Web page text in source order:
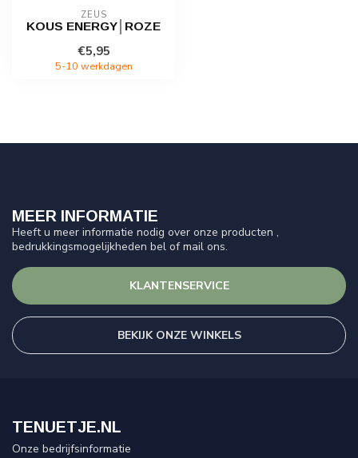
ZEUS
KOUS ENERGY│ROZE
€5,95
5-10 werkdagen
MEER INFORMATIE
Heeft u meer informatie nodig over onze producten ,
bedrukkingsmogelijkheden bel of mail ons.
KLANTENSERVICE
BEKIJK ONZE WINKELS
TENUETJE.NL
Onze bedrijfsinformatie